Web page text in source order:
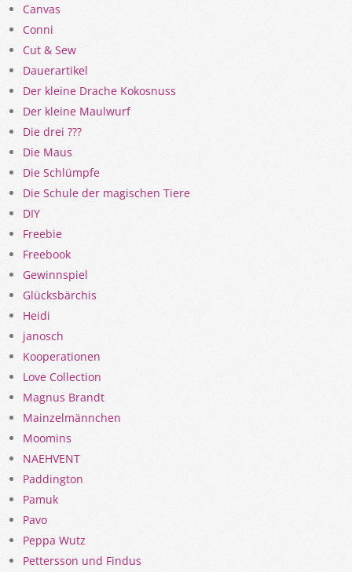
Canvas
Conni
Cut & Sew
Dauerartikel
Der kleine Drache Kokosnuss
Der kleine Maulwurf
Die drei ???
Die Maus
Die Schlümpfe
Die Schule der magischen Tiere
DIY
Freebie
Freebook
Gewinnspiel
Glücksbärchis
Heidi
janosch
Kooperationen
Love Collection
Magnus Brandt
Mainzelmännchen
Moomins
NAEHVENT
Paddington
Pamuk
Pavo
Peppa Wutz
Pettersson und Findus